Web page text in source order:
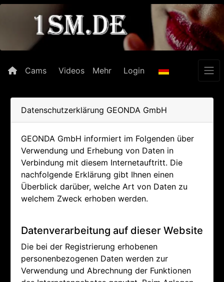
Cams Videos Mehr Login
Datenschutzerklärung GEONDA GmbH
GEONDA GmbH informiert im Folgenden über
Verwendung und Erhebung von Daten in
Verbindung mit diesem Internetauftritt. Die
nachfolgende Erklärung gibt Ihnen einen
Überblick darüber, welche Art von Daten zu
welchem Zweck erhoben werden.
Datenverarbeitung auf dieser Website
Die bei der Registrierung erhobenen
personenbezogenen Daten werden zur
Verwendung und Abrechnung der Funktionen